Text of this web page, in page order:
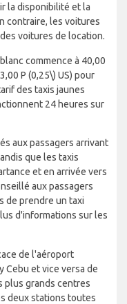
la disponibilité et la
contraire, les voitures
voitures de location.
commence à 40,00
P (0,25\) US) pour
des taxis jaunes
24 heures sur
aux passagers arrivant
que les taxis
et en arrivée vers
aux passagers
de prendre un taxi
d'informations sur les
de l'aéroport
Cebu et vice versa de
plus grands centres
deux stations toutes